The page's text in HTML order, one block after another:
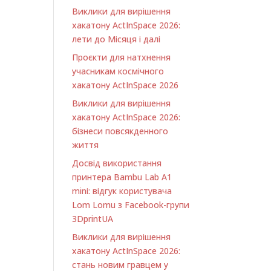
Виклики для вирішення
хакатону ActInSpace 2026:
лети до Місяця і далі
Проєкти для натхнення
учасникам космічного
хакатону ActInSpace 2026
Виклики для вирішення
хакатону ActInSpace 2026:
бізнеси повсякденного
життя
Досвід використання
принтера Bambu Lab A1
minі: відгук користувача
Lom Lomu з Facebook-групи
3DprintUA
Виклики для вирішення
хакатону ActInSpace 2026:
стань новим гравцем у